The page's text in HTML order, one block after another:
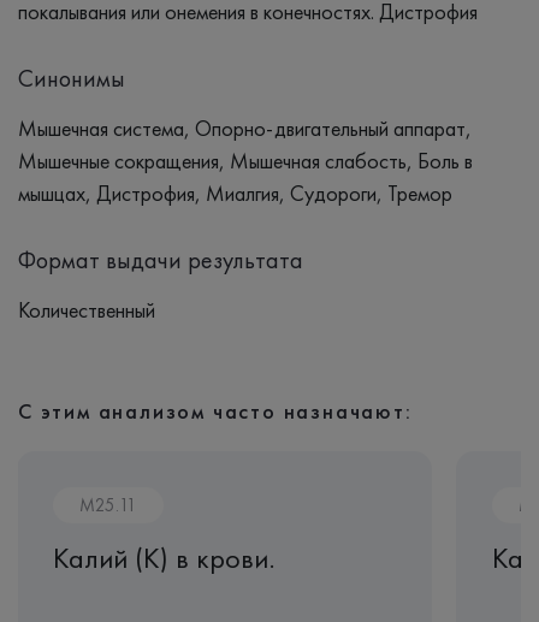
покалывания или онемения в конечностях. Дистрофия
Синонимы
Мышечная система, Опорно-двигательный аппарат,
Мышечные сокращения, Мышечная слабость, Боль в
мышцах, Дистрофия, Миалгия, Судороги, Тремор
Формат выдачи результата
Количественный
С этим анализом часто назначают:
M25.11
Калий (K) в крови.